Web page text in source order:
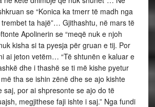
se “Konica ka tmerr të madh nga
ta hajë”… Gjithashtu, në mars të
Apolinerin se “meqë nuk e njoh
kisha si ta pyesja për gruan e tij. Por
ai jeton vetëm… “Të shtunën e kaluar e
dhe i thashë se ti më kishe pyetur
tha se ishin zënë dhe se ajo kishte
saj, por ai shpresonte se ajo do të
megjithese faji ishte i saj.” Nga fundi